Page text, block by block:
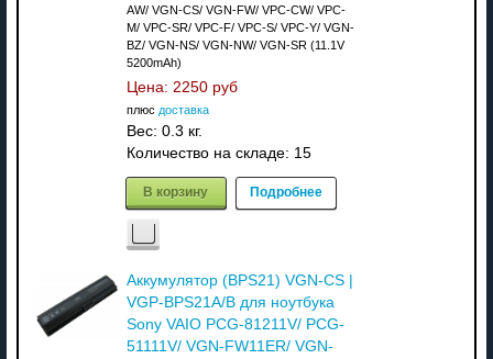
AW/ VGN-CS/ VGN-FW/ VPC-CW/ VPC-
M/ VPC-SR/ VPC-F/ VPC-S/ VPC-Y/ VGN-
BZ/ VGN-NS/ VGN-NW/ VGN-SR (11.1V
5200mAh)
Цена: 2250 руб
плюс доставка
Вес: 0.3 кг.
Количество на складе: 15
В корзину Подробнее
Аккумулятор (BPS21) VGN-CS |
VGP-BPS21A/B для ноутбука
Sony VAIO PCG-81211V/ PCG-
51111V/ VGN-FW11ER/ VGN-